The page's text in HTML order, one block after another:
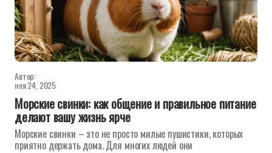
Автор:
ноя 24, 2025
Морские свинки: как общение и правильное питание
делают вашу жизнь ярче
Морские свинки – это не просто милые пушистики, которых
приятно держать дома. Для многих людей они